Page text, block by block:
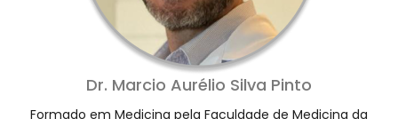
Dr. Marcio Aurélio Silva Pinto
Formado em Medicina pela Faculdade de Medicina da